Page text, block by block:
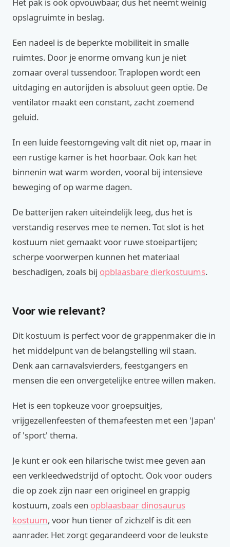
opslagruimte in beslag.
Een nadeel is de beperkte mobiliteit in smalle
ruimtes. Door je enorme omvang kun je niet
zomaar overal tussendoor. Traplopen wordt een
uitdaging en autorijden is absoluut geen optie. De
ventilator maakt een constant, zacht zoemend
geluid.
In een luide feestomgeving valt dit niet op, maar in
een rustige kamer is het hoorbaar. Ook kan het
binnenin wat warm worden, vooral bij intensieve
beweging of op warme dagen.
De batterijen raken uiteindelijk leeg, dus het is
verstandig reserves mee te nemen. Tot slot is het
kostuum niet gemaakt voor ruwe stoeipartijen;
scherpe voorwerpen kunnen het materiaal
beschadigen, zoals bij opblaasbare dierkostuums.
Voor wie relevant?
Dit kostuum is perfect voor de grappenmaker die in
het middelpunt van de belangstelling wil staan.
Denk aan carnavalsvierders, feestgangers en
mensen die een onvergetelijke entree willen maken.
Het is een topkeuze voor groepsuitjes,
vrijgezellenfeesten of themafeesten met een 'Japan'
of 'sport' thema.
Je kunt er ook een hilarische twist mee geven aan
een verkleedwedstrijd of optocht. Ook voor ouders
die op zoek zijn naar een origineel en grappig
kostuum, zoals een opblaasbaar dinosaurus
kostuum, voor hun tiener of zichzelf is dit een
aanrader. Het zorgt gegarandeerd voor de leukste